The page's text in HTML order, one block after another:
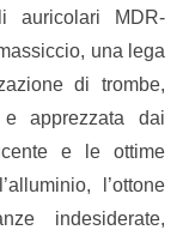
auricolari MDR-
una lega
di trombe,
apprezzata dai
e le ottime
l’ottone
indesiderate,